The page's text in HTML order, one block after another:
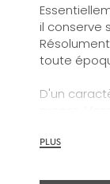
il conserve
toute
D'un
des
PLUS